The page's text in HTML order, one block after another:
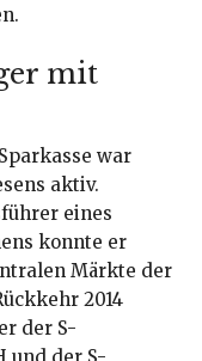
mit
war
aktiv.
eines
konnte er
Märkte der
2014
der S-